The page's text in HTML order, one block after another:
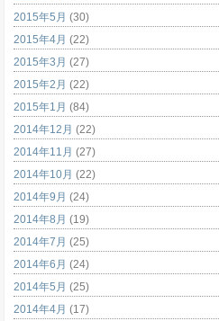
2015年5月 (30)
2015年4月 (22)
2015年3月 (27)
2015年2月 (22)
2015年1月 (84)
2014年12月 (22)
2014年11月 (27)
2014年10月 (22)
2014年9月 (24)
2014年8月 (19)
2014年7月 (25)
2014年6月 (24)
2014年5月 (25)
2014年4月 (17)